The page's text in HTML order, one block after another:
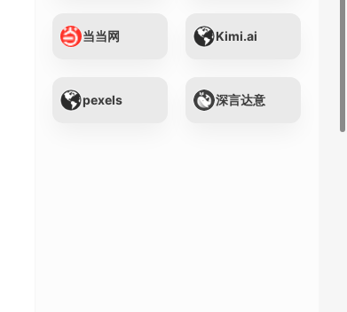
当当网 Kimi.ai
pexels 深言达意